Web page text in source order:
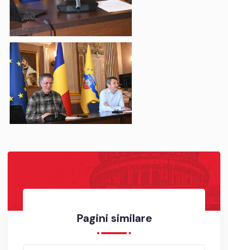
Pagini similare